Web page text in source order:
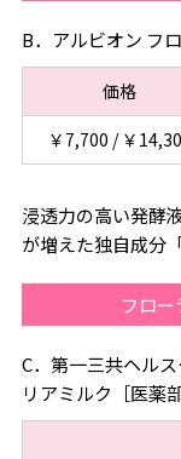
B．アルビオン フ
価格
￥7,700 / ￥
浸透力の高い発酵
が増えた独自成分
フロ
C．第一三共ヘル
リアミルク［医薬